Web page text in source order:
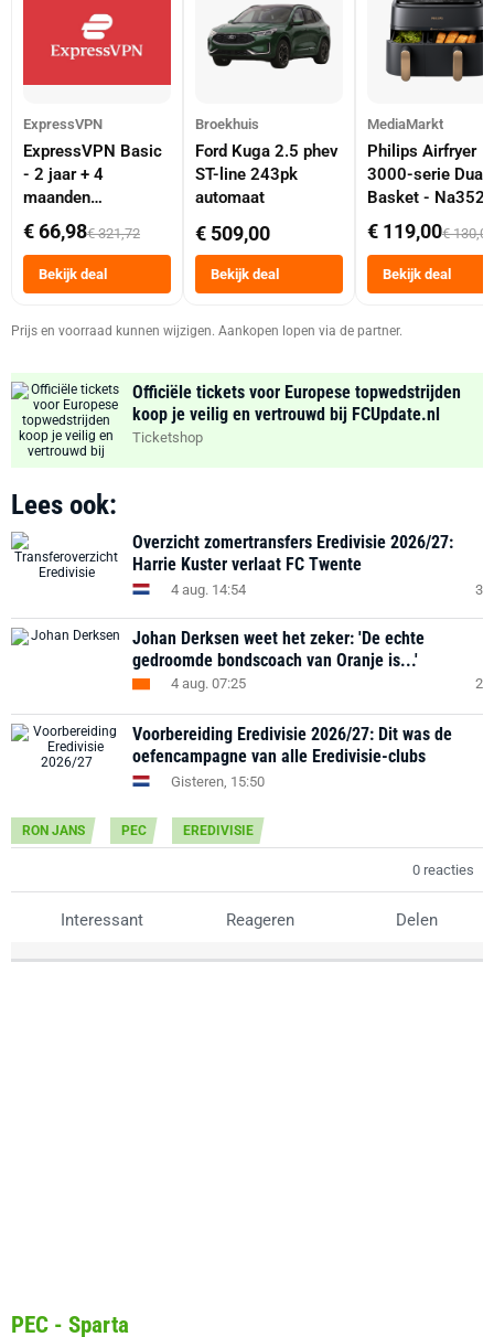
ExpressVPN
ExpressVPN Basic
- 2 jaar + 4
maanden
abonnement
€ 66,98€ 321,72
Bekijk deal
Broekhuis
Ford Kuga 2.5 phev
ST-line 243pk
automaat
€ 509,00
Bekijk deal
MediaMarkt
Philips Airfryer
3000-serie Dual
Basket -
Dubbele Mand 9
Tot 6 Personen
Heteluchtfriteuse
Zwart
€ 119,00€ 130,00
Bekijk deal
Prijs en voorraad kunnen wijzigen. Aankopen lopen via de partner.
Officiële tickets voor Europese topwedstrijden
koop je veilig en vertrouwd bij FCUpdate.nl
Ticketshop
Lees ook:
Overzicht zomertransfers Eredivisie 2026/27:
Harrie Kuster verlaat FC Twente
4 aug. 14:54 3
Johan Derksen weet het zeker: 'De echte
gedroomde bondscoach van Oranje is...'
4 aug. 07:25 2
Voorbereiding Eredivisie 2026/27: Dit was de
oefencampagne van alle Eredivisie-clubs
Gisteren, 15:50
RON JANS PEC EREDIVISIE
0 reacties
Interessant Reageren Delen
PEC - Sparta